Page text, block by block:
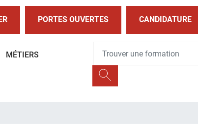
PORTES OUVERTES CANDIDATURE
MÉTIERS